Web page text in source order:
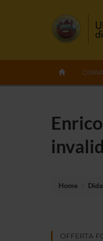
Home
OFFERTA